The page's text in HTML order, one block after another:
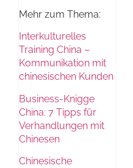
Mehr zum Thema:
Interkulturelles
Training China –
Kommunikation mit
chinesischen Kunden
Business-Knigge
China: 7 Tipps für
Verhandlungen mit
Chinesen
Chinesische